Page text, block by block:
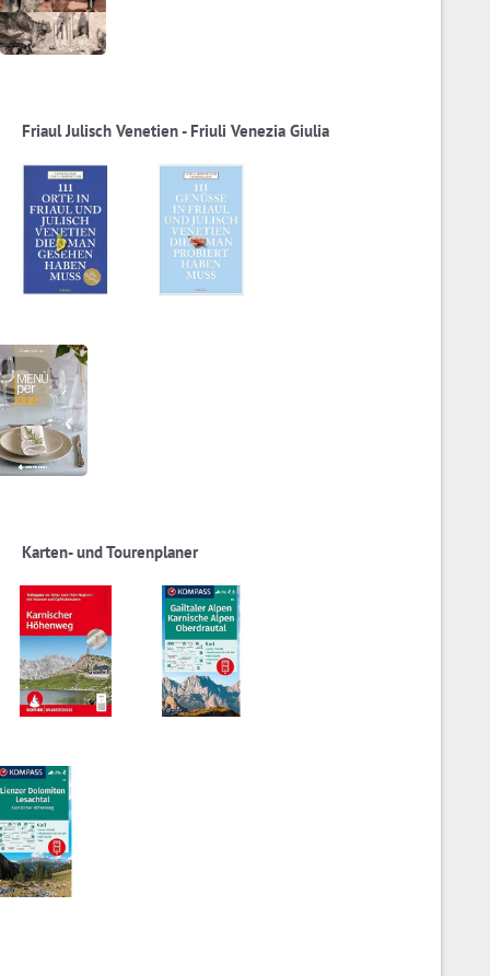
Friaul Julisch Venetien - Friuli Venezia Giulia
Karten- und Tourenplaner